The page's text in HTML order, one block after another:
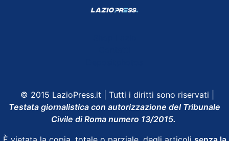
© 2015 LazioPress.it | Tutti i diritti sono riservati |
Testata giornalistica con autorizzazione del Tribunale
Civile di Roma numero 13/2015.